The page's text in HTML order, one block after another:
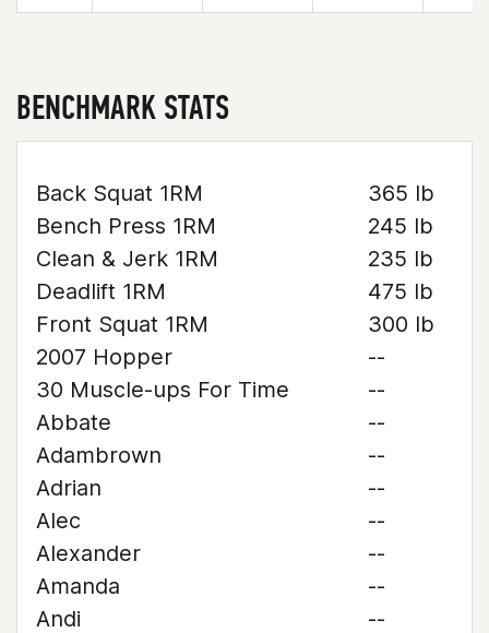
BENCHMARK STATS
Back Squat 1RM
365 lb
Bench Press 1RM
245 lb
Clean & Jerk 1RM
235 lb
Deadlift 1RM
475 lb
Front Squat 1RM
300 lb
2007 Hopper
--
30 Muscle-ups For Time
--
Abbate
--
Adambrown
--
Adrian
--
Alec
--
Alexander
--
Amanda
--
Andi
--